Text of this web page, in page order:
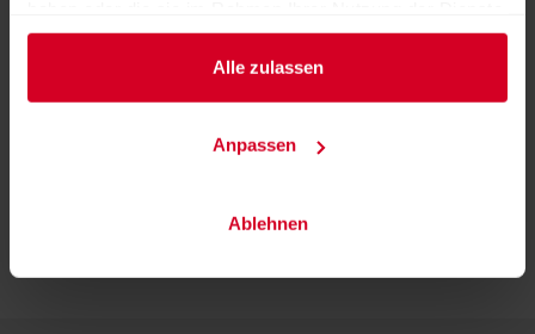
gesammelt haben.
Alle zulassen
Anpassen
Ablehnen
All-in-one Hotelsoftware für unabhängige Hotels